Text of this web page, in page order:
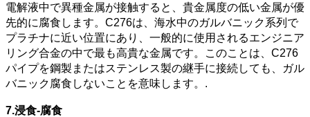
電解液中で異種金属が接触すると、貴金属度の低い金属が優
先的に腐食します。C276は、海水中のガルバニック系列で
プラチナに近い位置にあり、一般的に使用されるエンジニア
リング合金の中で最も高貴な金属です。このことは、C276
パイプを鋼製またはステンレス製の継手に接続しても、ガル
バニック腐食しないことを意味します。.
7.浸食-腐食